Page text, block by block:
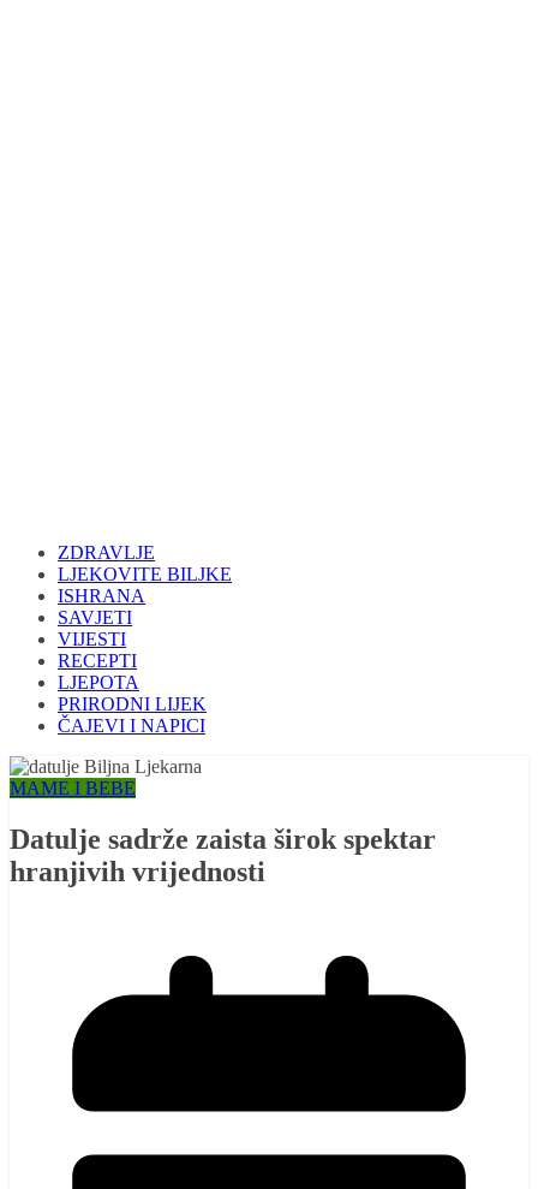
ZDRAVLJE
LJEKOVITE BILJKE
ISHRANA
SAVJETI
VIJESTI
RECEPTI
LJEPOTA
PRIRODNI LIJEK
ČAJEVI I NAPICI
MAME I BEBE
Datulje sadrže zaista širok spektar
hranjivih vrijednosti